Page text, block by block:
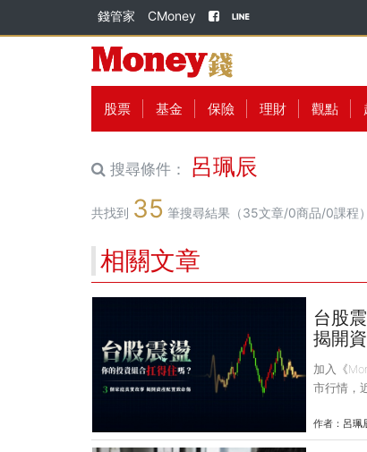
錢管家 CMoney
股票 基金 保險 理財 觀點
搜尋條件： 呂珮辰
共找到 35 筆搜尋結果（35文章/0商品/0課程）
相關文章
台股
揭開
加入《
市行情，
合是否健
輕人、背
作者： 呂珮